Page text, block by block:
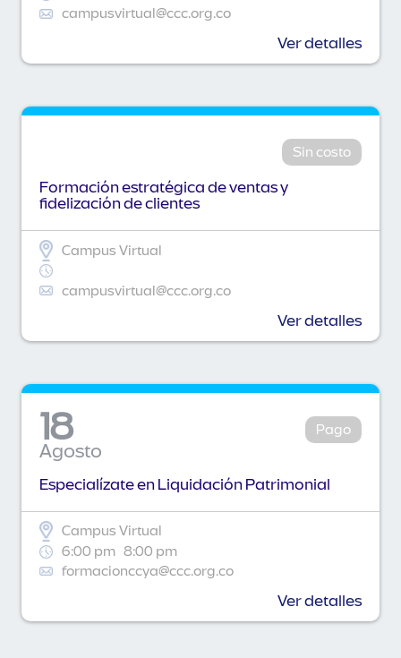
campusvirtual@ccc.org.co
Ver detalles
Sin costo
Formación estratégica de ventas y
fidelización de clientes
Campus Virtual
campusvirtual@ccc.org.co
Ver detalles
18
Agosto
Pago
Especialízate en Liquidación Patrimonial
Campus Virtual
6:00 pm 8:00 pm
formacionccya@ccc.org.co
Ver detalles